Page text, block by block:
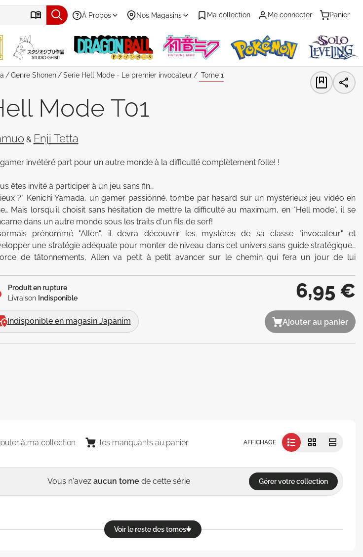
À Propos Nos Magasins Ma collection Me connecter Panier
Genre Shonen Serie Hell Mode - Le premier invocateur Tome 1
Mode T01
& Enji Tetta
invétéré part pour un autre monde à la difficulté complètement folle! !
êtes invité à participer à un jeu sans fin…
?" Kenichi Yamada, un gamer passionné, tombe par hasard sur un mystérieux jeu vidéo en
Mais lorsqu'il choisit sans hésitation de mettre la difficulté au maximum, en "Hell mode", il se
dans un autre monde sous les traits d'un fils de serf!
prénommé "Allen", il devra découvrir les mystères de sa classe "invocateur" et
une stratégie adéquate pour monter de niveau dans cet univers sans guide stratégique…
de tâtonnements, Allen va petit à petit avancer sur le chemin qui fera un jour de lui
Produit en rupture
Livraison Indisponible
Indisponible en magasin Japanim
6,95 €
Ajouter au panier
à ma collection les manquants au panier AFFICHAGE
Vous n'avez aucun tome de cette série Gérer votre collection
Voir le reste des tomes